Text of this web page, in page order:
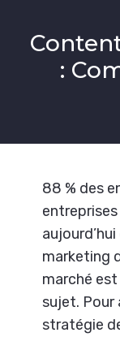
:
88 % des
marketing
marché
sujet. Pour
stratégie